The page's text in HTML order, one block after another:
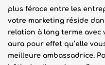
plus féroce entre les
votre marketing réside
relation à long terme avec
aura pour effet qu’elle
meilleure ambassadrice.